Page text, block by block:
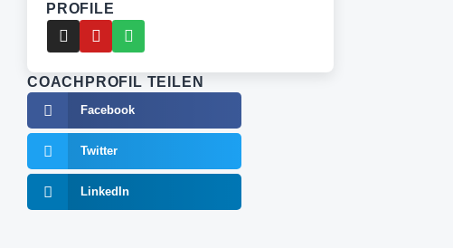
PROFILE
COACHPROFIL TEILEN
Facebook
Twitter
LinkedIn